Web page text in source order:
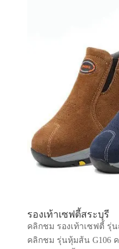
รองเท้าเซฟตี้สระบุรี
คลิกชม รองเท้าเซฟตี้ รุ่
คลิกชม รุ่นหุ้มส้น G106